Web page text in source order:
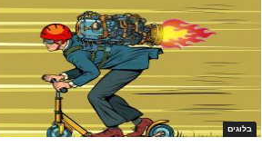
בלוגים